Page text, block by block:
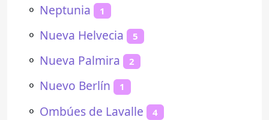
⚬ Neptunia 1
⚬ Nueva Helvecia 5
⚬ Nueva Palmira 2
⚬ Nuevo Berlín 1
⚬ Ombúes de Lavalle 4